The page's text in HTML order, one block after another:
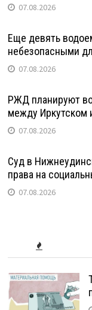
07.08.2026
Еще девять
небезопасными
07.08.2026
РЖД планируют
между Иркутском
07.08.2026
Суд в
права на
07.08.2026